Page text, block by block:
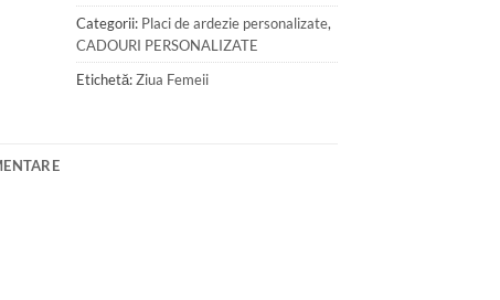
Categorii: Placi de ardezie personalizate,
CADOURI PERSONALIZATE
Etichetă:Ziua Femeii